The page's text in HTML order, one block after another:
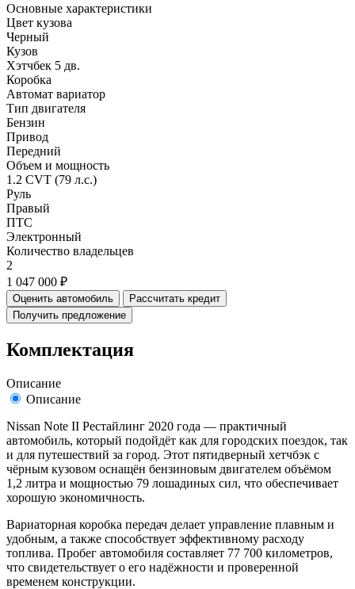
Основные характеристики
Цвет кузова
Черный
Кузов
Хэтчбек 5 дв.
Коробка
Автомат вариатор
Тип двигателя
Бензин
Привод
Передний
Объем и мощность
1.2 CVT (79 л.с.)
Руль
Правый
ПТС
Электронный
Количество владельцев
2
1 047 000 ₽
Оценить автомобиль
Рассчитать кредит
Получить предложение
Комплектация
Описание
Описание
Nissan Note II Рестайлинг 2020 года — практичный
автомобиль, который подойдёт как для городских поездок, так
и для путешествий за город. Этот пятидверный хетчбэк с
чёрным кузовом оснащён бензиновым двигателем объёмом
1,2 литра и мощностью 79 лошадиных сил, что обеспечивает
хорошую экономичность.
Вариаторная коробка передач делает управление плавным и
удобным, а также способствует эффективному расходу
топлива. Пробег автомобиля составляет 77 700 километров,
что свидетельствует о его надёжности и проверенной
временем конструкции.